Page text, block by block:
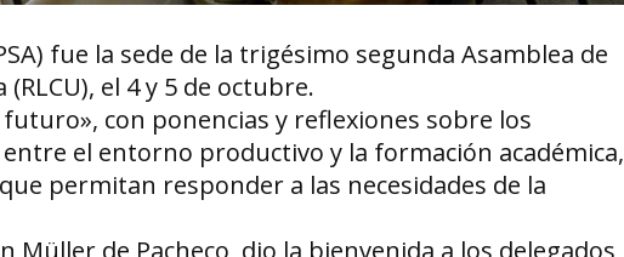
fue la sede de la trigésimo segunda Asamblea de
el 4 y 5 de octubre.
con ponencias y reflexiones sobre los
el entorno productivo y la formación académica,
permitan responder a las necesidades de la
Müller de Pacheco, dio la bienvenida a los delegados